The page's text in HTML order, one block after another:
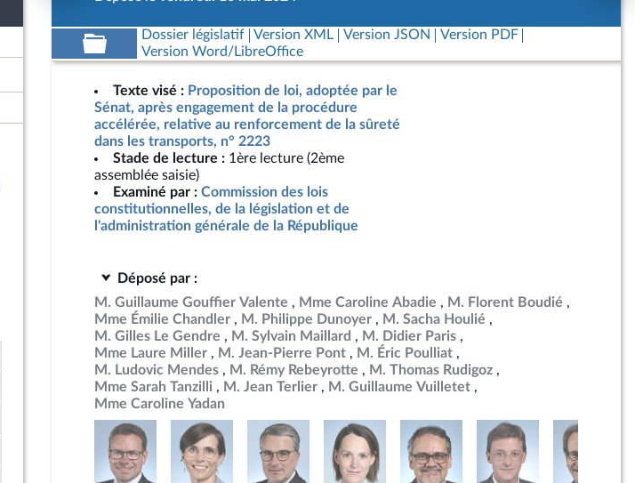
Dossier législatif Version XML Version JSON
Version PDF
Version Word/LibreOffice
Texte visé : Proposition de loi, adoptée par le
Sénat, après engagement de la procédure
accélérée, relative au renforcement de la sûreté
dans les transports, n° 2223
Stade de lecture : 1ère lecture (2ème
assemblée saisie)
Examiné par : Commission des lois
constitutionnelles, de la législation et de
l'administration générale de la République
Déposé par :
M. Guillaume Gouffier Valente
Mme Caroline Abadie
M. Florent Boudié
Mme Émilie Chandler
M. Philippe Dunoyer
M. Sacha Houlié
M. Gilles Le Gendre
M. Sylvain Maillard
M. Didier Paris
Mme Laure Miller
M. Jean-Pierre Pont
M. Éric Poulliat
M. Ludovic Mendes
M. Rémy Rebeyrotte
M. Thomas Rudigoz
Mme Sarah Tanzilli
M. Jean Terlier
M. Guillaume Vuilletet
Mme Caroline Yadan